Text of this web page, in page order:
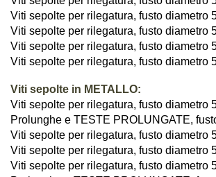
Viti sepolte in METALLO: